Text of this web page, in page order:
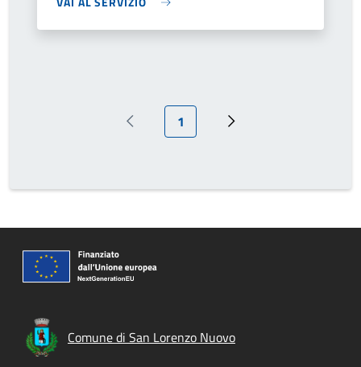
Pagina precedente
Pagina attuale
1 Prossima pagina
Comune di San Lorenzo Nuovo